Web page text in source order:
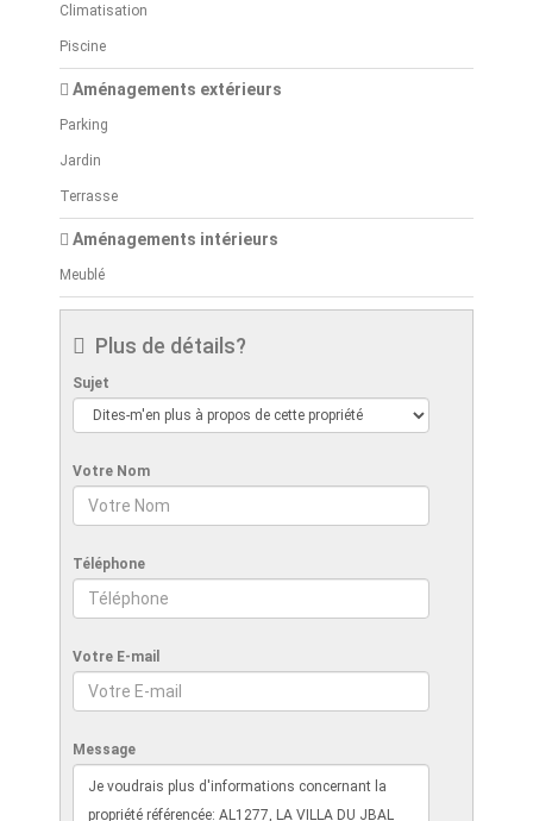
Climatisation
Piscine
Aménagements extérieurs
Parking
Jardin
Terrasse
Aménagements intérieurs
Meublé
Plus de détails?
Sujet
Votre Nom
Téléphone
Votre E-mail
Message